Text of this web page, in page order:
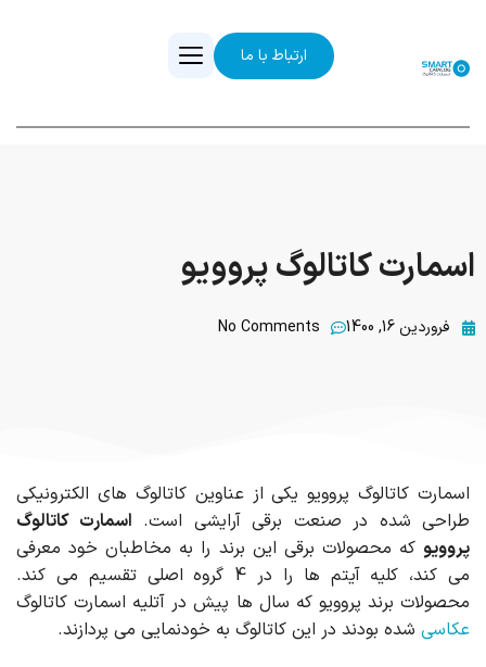
ارتباط با ما
اسمارت کاتالوگ پروویو
فروردین 16, 1400 No Comments
اسمارت کاتالوگ پروویو یکی از عناوین کاتالوگ های الکترونیکی
طراحی شده در صنعت برقی آرایشی است. اسمارت کاتالوگ
پروویو که محصولات برقی این برند را به مخاطبان خود معرفی
می کند، کلیه آیتم ها را در 4 گروه اصلی تقسیم می کند.
محصولات برند پروویو که سال ها پیش در آتلیه اسمارت کاتالوگ
عکاسی شده بودند در این کاتالوگ به خودنمایی می پردازند.